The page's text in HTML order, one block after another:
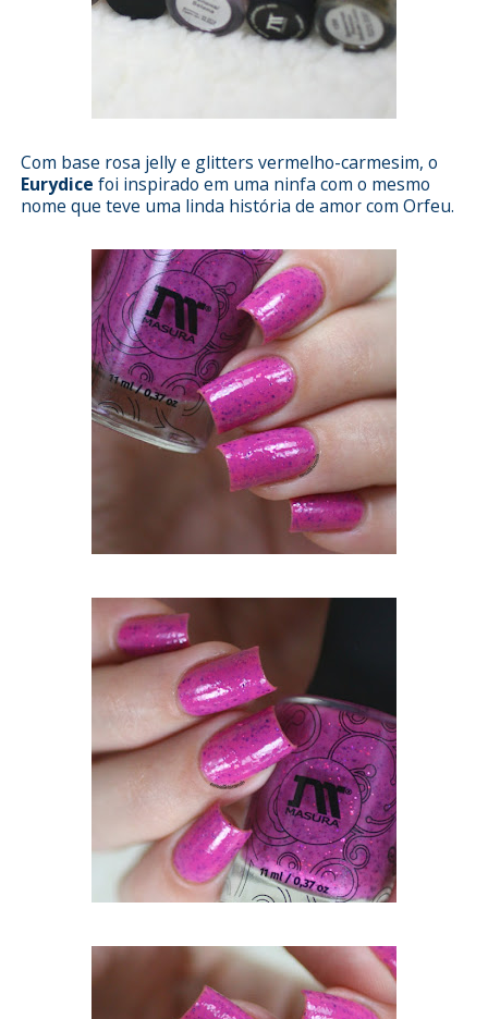
Com base rosa jelly e glitters vermelho-carmesim, o
Eurydice foi inspirado em uma ninfa com o mesmo
nome que teve uma linda história de amor com Orfeu.